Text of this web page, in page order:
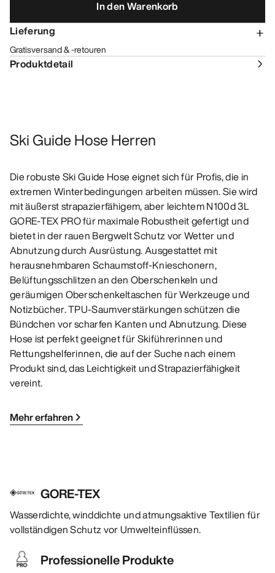
In den Warenkorb
Lieferung
Gratisversand & -retouren
Produktdetail
Ski Guide Hose Herren
Die robuste Ski Guide Hose eignet sich für Profis, die in
extremen Winterbedingungen arbeiten müssen. Sie wird
mit äußerst strapazierfähigem, aber leichtem N100d 3L
GORE-TEX PRO für maximale Robustheit gefertigt und
bietet in der rauen Bergwelt Schutz vor Wetter und
Abnutzung durch Ausrüstung. Ausgestattet mit
herausnehmbaren Schaumstoff-Knieschonern,
Belüftungsschlitzen an den Oberschenkeln und
geräumigen Oberschenkeltaschen für Werkzeuge und
Notizbücher. TPU-Saumverstärkungen schützen die
Bündchen vor scharfen Kanten und Abnutzung. Diese
Hose ist perfekt geeignet für Skiführerinnen und
Rettungshelferinnen, die auf der Suche nach einem
Produkt sind, das Leichtigkeit und Strapazierfähigkeit
vereint.
Mehr erfahren
GORE-TEX
Wasserdichte, winddichte und atmungsaktive Textilien für
vollständigen Schutz vor Umwelteinflüssen.
Professionelle Produkte